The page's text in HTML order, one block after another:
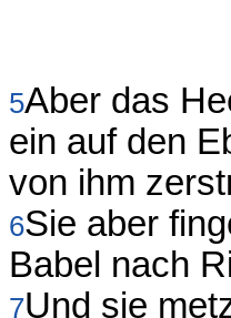
5Aber das
ein auf den
von ihm
6Sie aber
Babel nach
7Und sie